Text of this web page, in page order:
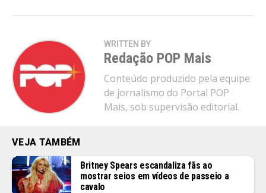
WRITTEN BY
Redação POP Mais
Conteúdo produzido pela equipe
de jornalismo do Portal POP
Mais, sob supervisão editorial.
VEJA TAMBÉM
Britney Spears escandaliza fãs ao
mostrar seios em vídeos de passeio a
cavalo